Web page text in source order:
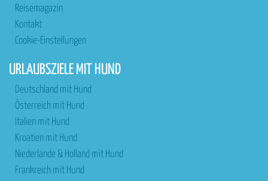
Reisemagazin
Kontakt
Cookie-Einstellungen
URLAUBSZIELE MIT HUND
Deutschland mit Hund
Österreich mit Hund
Italien mit Hund
Kroatien mit Hund
Niederlande & Holland mit Hund
Frankreich mit Hund